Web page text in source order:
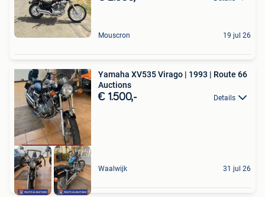
Mouscron 19 jul 26
Yamaha XV535 Virago | 1993 | Route 66
Auctions
€ 1.500,- Details
Waalwijk 31 jul 26